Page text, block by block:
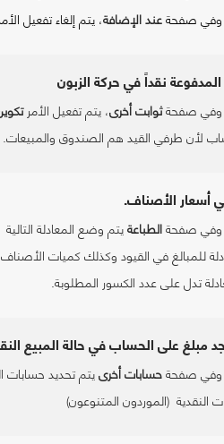
وفي صفحةعند الإضافة، يتم إلغاء تفعيل
نقداً في حركة الزبون
وفي صفحةثوابت أخرى، يتم تفعيل الأمر
لأن طرفيالقيد هم الصندوق والمبيعات.
أسعار الأصناف.
وفي صفحةالطباعةيتم وضع المعادلة التالية
مبلغ على الحساب في حالة المبيع
وفي صفحةحسابات أخرىيتم تحديد حسابات
النقدية (الموردون المتنوعون)